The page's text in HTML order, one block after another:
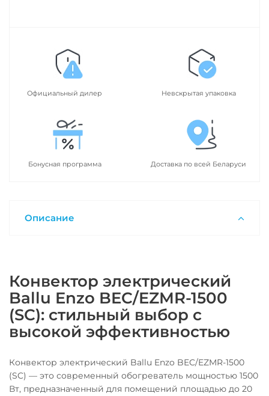
Официальный дилер Невскрытая упаковка
Бонусная программа Доставка по всей Беларуси
Описание
Конвектор электрический
Ballu Enzo BEC/EZMR-1500
(SC): стильный выбор с
высокой эффективностью
Конвектор электрический Ballu Enzo BEC/EZMR-1500
(SC) — это современный обогреватель мощностью 1500
Вт, предназначенный для помещений площадью до 20